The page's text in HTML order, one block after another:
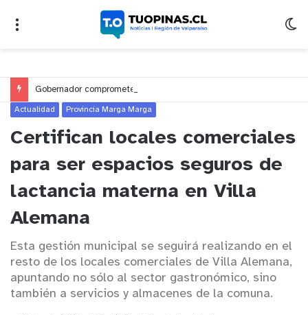
Actualidad Provincia Marga Marga
Certifican locales comerciales
para ser espacios seguros de
lactancia materna en Villa
Alemana
Esta gestión municipal se seguirá realizando en el
resto de los locales comerciales de Villa Alemana,
apuntando no sólo al sector gastronómico, sino
también a servicios y almacenes de la comuna.